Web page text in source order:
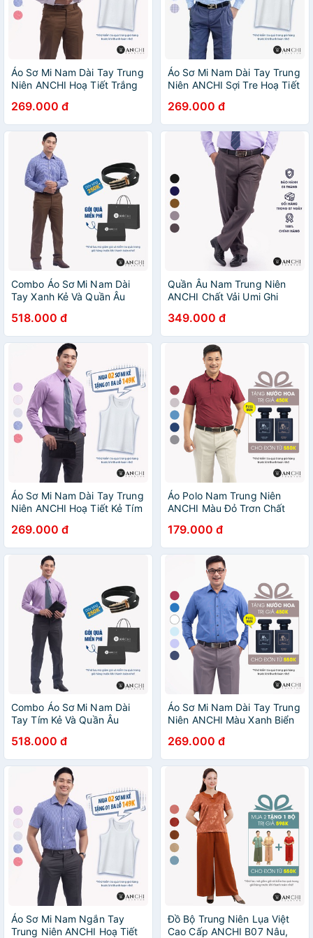
Áo Sơ Mi Nam Dài Tay Trung
Niên ANCHI Hoạ Tiết Trắng
269.000 đ
Áo Sơ Mi Nam Dài Tay Trung
Niên ANCHI Sợi Tre Hoạ Tiết
269.000 đ
Combo Áo Sơ Mi Nam Dài
Tay Xanh Kẻ Và Quần Âu
ANCHI Cao Cấp
518.000 đ
Quần Âu Nam Trung Niên
ANCHI Chất Vải Umi Ghi
Cấp
349.000 đ
Áo Sơ Mi Nam Dài Tay Trung
Niên ANCHI Hoạ Tiết Kẻ Tím
269.000 đ
Áo Polo Nam Trung Niên
ANCHI Màu Đỏ Trơn Chất
179.000 đ
Combo Áo Sơ Mi Nam Dài
Tay Tím Kẻ Và Quần Âu
ANCHI Cao Cấp
518.000 đ
Áo Sơ Mi Nam Dài Tay Trung
Niên ANCHI Màu Xanh Biển
269.000 đ
Áo Sơ Mi Nam Ngắn Tay
Trung Niên ANCHI Hoạ Tiết
Đồ Bộ Trung Niên Lụa Việt
Cao Cấp ANCHI B07 Nâu,